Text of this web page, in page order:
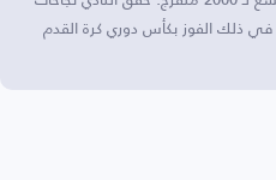
ذلك الفوز بكأس دوري كرة القدم